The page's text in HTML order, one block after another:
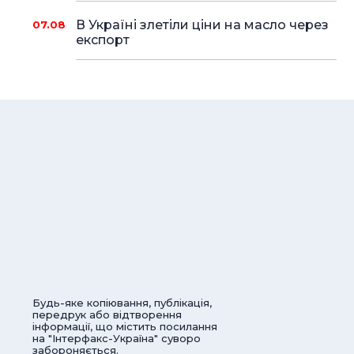
07.08
В Україні злетіли ціни на масло через
експорт
Будь-яке копіювання, публікація,
передрук або відтворення
інформації, що містить посилання
на "Інтерфакс-Україна" суворо
забороняється.